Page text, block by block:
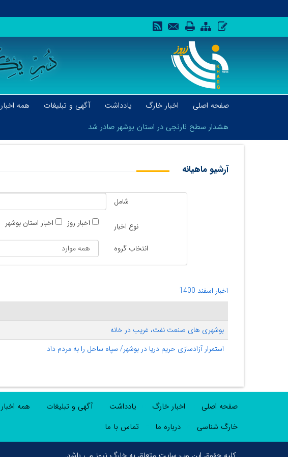
صفحه اصلی اخبار خارگ یادداشت آگهی و تبلیغات همه اخبار
هشدار سطح نارنجی در استان بوشهر صادر شد
هشدار سطح نارنجی در استان بوشهر صادر شد
آرشیو ماهیانه
شامل
نوع اخبار اخبار روز اخبار استان بوشهر
انتخاب گروه
اخبار اسفند 1400
بوشهری های صنعت نفت، غریب در خانه
استمرار آزادسازی حریم دریا در بوشهر/ سپاه ساحل را به مردم داد
صفحه اصلی اخبار خارگ یادداشت آگهی و تبلیغات همه اخبار
خارگ شناسی
درباره ما تماس با ما